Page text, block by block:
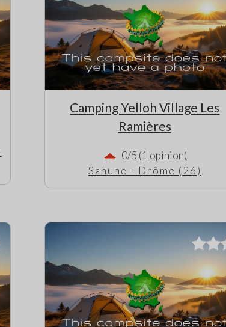
Camping Yelloh Village Les
Ramières
0/5 (1 opinion)
Sahune - Drôme (26)